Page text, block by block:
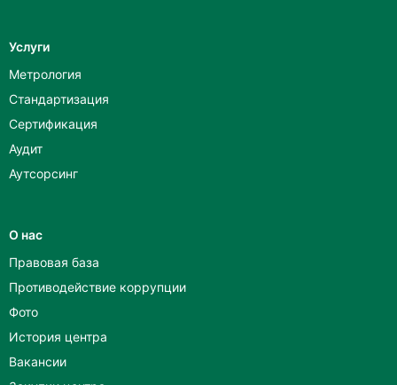
Услуги
Метрология
Стандартизация
Сертификация
Аудит
Аутсорсинг
О нас
Правовая база
Противодействие коррупции
Фото
История центра
Вакансии